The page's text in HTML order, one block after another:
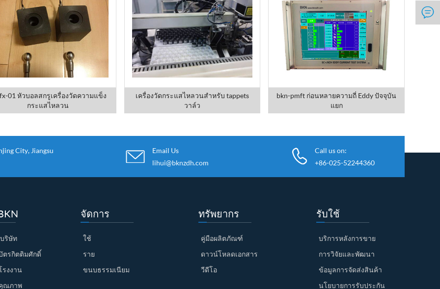
01 หัวบอลสกรูเครื่องวัดความแข็ง
กระแสไหลวน
เครื่องวัดกระแสไหลวนสำหรับ tappets
วาล์ว
bkn-pmft ก่อนหลายความถี่ Eddy ปัจจุบัน
แยก
City, Jiangsu
Email Us
lihui@bknzdh.com
Call us on:
+86-025-52244360
ริษัท
ตรกิตติมศักดิ์
รงงาน
ณภาพ
จัดการ
ใช้
ราย
ขนบธรรมเนียม
ทรัพยากร
คู่มือผลิตภัณฑ์
ดาวน์โหลดเอกสาร
วีดีโอ
รับใช้
บริการหลังการขาย
การวิจัยและพัฒนา
ข้อมูลการจัดส่งสินค้า
นโยบายการรับประกัน
